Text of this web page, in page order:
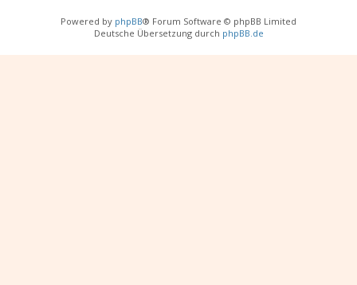
Powered by phpBB® Forum Software © phpBB Limited
Deutsche Übersetzung durch phpBB.de